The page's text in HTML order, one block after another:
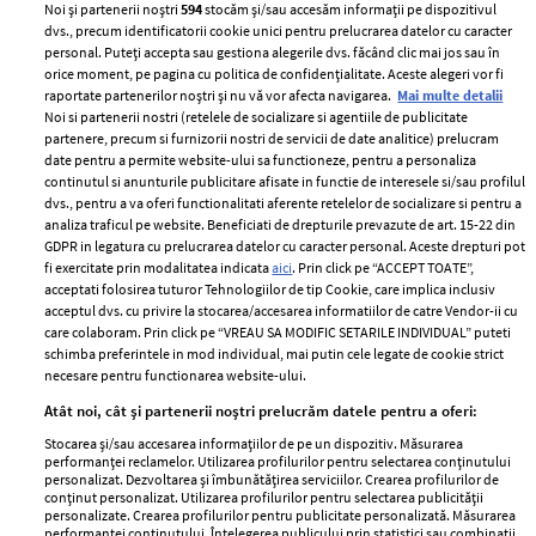
ELLE Style Awards
2024
Despre ELLE
Romania
Contact
Abonamente
Termeni si conditii
Politica de
confidențialitate
Politica de cookies
Publicitate
GSP
Unica
Baby
femei
Viva
Avantaje
Noi și partenerii noștri594stocăm și/sau accesăm informații pe dispozitivul
dvs., precum identificatorii cookie unici pentru prelucrarea datelor cu caracter
personal. Puteți accepta sau gestiona alegerile dvs. făcând clic mai jos sau în
orice moment, pe pagina cu politica de confidențialitate. Aceste alegeri vor fi
raportate partenerilor noștri și nu vă vor afecta navigarea. Mai multe detalii
Noi si partenerii nostri (retelele de socializare si agentiile de publicitate
partenere, precum si furnizorii nostri de servicii de date analitice) prelucram
date pentru a permite website-ului sa functioneze, pentru a personaliza
continutul si anunturile publicitare afisate in functie de interesele si/sau profilul
dvs., pentru a va oferi functionalitati aferente retelelor de socializare si pentru a
analiza traficul pe website. Beneficiati de drepturile prevazute de art. 15-22 din
GDPR in legatura cu prelucrarea datelor cu caracter personal. Aceste drepturi pot
fi exercitate prin modalitatea indicataaici. Prin click pe “ACCEPT TOATE”,
acceptati folosirea tuturor Tehnologiilor de tip Cookie, care implica inclusiv
acceptul dvs. cu privire la stocarea/accesarea informatiilor de catre Vendor-ii cu
care colaboram. Prin click pe “VREAU SA MODIFIC SETARILE INDIVIDUAL” puteti
schimba preferintele in mod individual, mai putin cele legate de cookie strict
necesare pentru functionarea website-ului.
Atât noi, cât și partenerii noștri prelucrăm datele pentru a oferi:
Stocarea și/sau accesarea informațiilor de pe un dispozitiv. Măsurarea
performanței reclamelor. Utilizarea profilurilor pentru selectarea conținutului
personalizat. Dezvoltarea și îmbunătățirea serviciilor. Crearea profilurilor de
conținut personalizat. Utilizarea profilurilor pentru selectarea publicității
personalizate. Crearea profilurilor pentru publicitate personalizată. Măsurarea